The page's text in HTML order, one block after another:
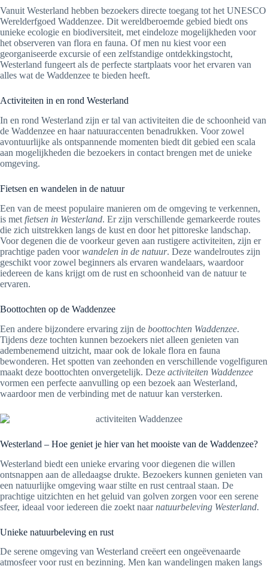
Vanuit Westerland hebben bezoekers directe toegang tot het UNESCO
Werelderfgoed Waddenzee. Dit wereldberoemde gebied biedt ons
unieke ecologie en biodiversiteit, met eindeloze mogelijkheden voor
het observeren van flora en fauna. Of men nu kiest voor een
georganiseerde excursie of een zelfstandige ontdekkingstocht,
Westerland fungeert als de perfecte startplaats voor het ervaren van
alles wat de Waddenzee te bieden heeft.
Activiteiten in en rond Westerland
In en rond Westerland zijn er tal van activiteiten die de schoonheid van
de Waddenzee en haar natuuraccenten benadrukken. Voor zowel
avontuurlijke als ontspannende momenten biedt dit gebied een scala
aan mogelijkheden die bezoekers in contact brengen met de unieke
omgeving.
Fietsen en wandelen in de natuur
Een van de meest populaire manieren om de omgeving te verkennen,
is met fietsen in Westerland. Er zijn verschillende gemarkeerde routes
die zich uitstrekken langs de kust en door het pittoreske landschap.
Voor degenen die de voorkeur geven aan rustigere activiteiten, zijn er
prachtige paden voorwandelen in de natuur. Deze wandelroutes zijn
geschikt voor zowel beginners als ervaren wandelaars, waardoor
iedereen de kans krijgt om de rust en schoonheid van de natuur te
ervaren.
Boottochten op de Waddenzee
Een andere bijzondere ervaring zijn de boottochten Waddenzee.
Tijdens deze tochten kunnen bezoekers niet alleen genieten van
adembenemend uitzicht, maar ook de lokale flora en fauna
bewonderen. Het spotten van zeehonden en verschillende vogelfiguren
maakt deze boottochten onvergetelijk. Deze activiteiten Waddenzee
vormen een perfecte aanvulling op een bezoek aan Westerland,
waardoor men de verbinding met de natuur kan versterken.
Westerland – Hoe geniet je hier van het mooiste van de Waddenzee?
Westerland biedt een unieke ervaring voor diegenen die willen
ontsnappen aan de alledaagse drukte. Bezoekers kunnen genieten van
een natuurlijke omgeving waar stilte en rust centraal staan. De
prachtige uitzichten en het geluid van golven zorgen voor een serene
sfeer, ideaal voor iedereen die zoekt naarnatuurbeleving Westerland.
Unieke natuurbeleving en rust
De serene omgeving van Westerland creëert een ongeëvenaarde
atmosfeer voor rust en bezinning. Men kan wandelingen maken langs